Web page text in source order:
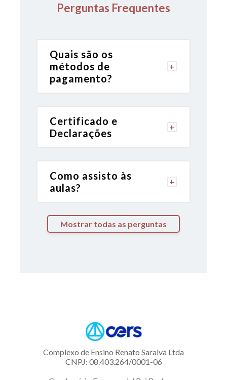
Carga Horária:
Perguntas Frequentes
Quais são os
métodos de
pagamento?
Certificado e
Declarações
Como assisto às
aulas?
Mostrar todas as perguntas
Complexo de Ensino Renato Saraiva Ltda
CNPJ: 08.403.264/0001-06